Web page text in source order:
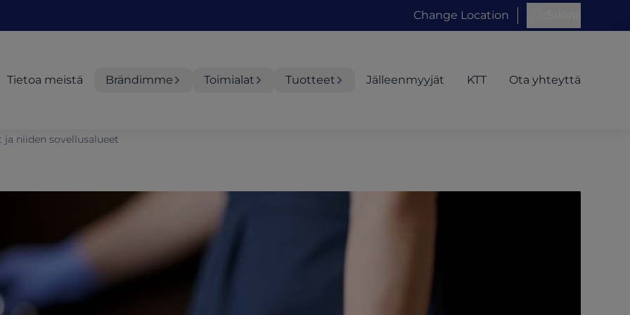
Change Location
Tietoa meistä Brändimme Toimialat Tuotteet Jälleenmyyjät KTT Ota yhteyttä
niiden sovellusalueet